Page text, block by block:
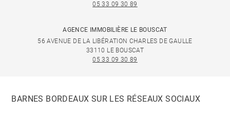
05 33 09 30 89
AGENCE IMMOBILIÈRE LE BOUSCAT
56 AVENUE DE LA LIBÉRATION CHARLES DE GAULLE
33110 LE BOUSCAT
05 33 09 30 89
BARNES BORDEAUX SUR LES RÉSEAUX SOCIAUX